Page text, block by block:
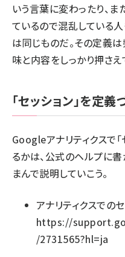
いう言葉に変わったり、ま
ているので混乱している
は同じものだ。その定義
味と内容をしっかり押さえ
「セッション」を定
Googleアナリティクスで
るかは、公式のヘルプに
まんで説明していこう。
アナリティクスでの
https://
/2731565?hl=ja